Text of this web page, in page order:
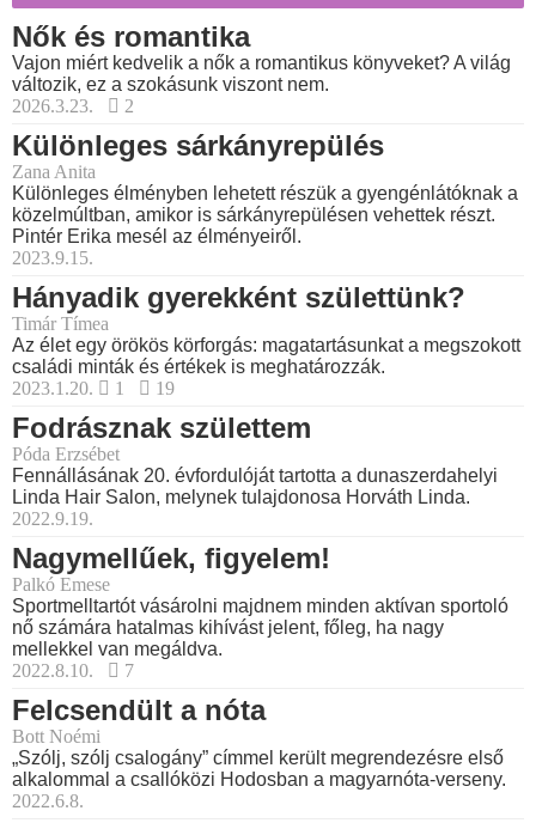
Nők és romantika
Vajon miért kedvelik a nők a romantikus könyveket? A világ
változik, ez a szokásunk viszont nem.
2026.3.23.
2
Különleges sárkányrepülés
Zana Anita
Különleges élményben lehetett részük a gyengénlátóknak a
közelmúltban, amikor is sárkányrepülésen vehettek részt.
Pintér Erika mesél az élményeiről.
2023.9.15.
Hányadik gyerekként születtünk?
Timár Tímea
Az élet egy örökös körforgás: magatartásunkat a megszokott
családi minták és értékek is meghatározzák.
2023.1.20.
1 19
Fodrásznak születtem
Póda Erzsébet
Fennállásának 20. évfordulóját tartotta a dunaszerdahelyi
Linda Hair Salon, melynek tulajdonosa Horváth Linda.
2022.9.19.
Nagymellűek, figyelem!
Palkó Emese
Sportmelltartót vásárolni majdnem minden aktívan sportoló
nő számára hatalmas kihívást jelent, főleg, ha nagy
mellekkel van megáldva.
2022.8.10.
7
Felcsendült a nóta
Bott Noémi
„Szólj, szólj csalogány” címmel került megrendezésre első
alkalommal a csallóközi Hodosban a magyarnóta-verseny.
2022.6.8.